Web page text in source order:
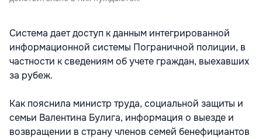
Система дает доступ к данным интегрированной
информационной системы Пограничной полиции, в
частности к сведениям об учете граждан, выехавших
за рубеж.
Как пояснила министр труда, социальной защиты и
семьи Валентина Булига, информация о выезде и
возвращении в страну членов семей бенефициантов